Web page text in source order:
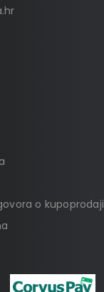
o kupoprodaji